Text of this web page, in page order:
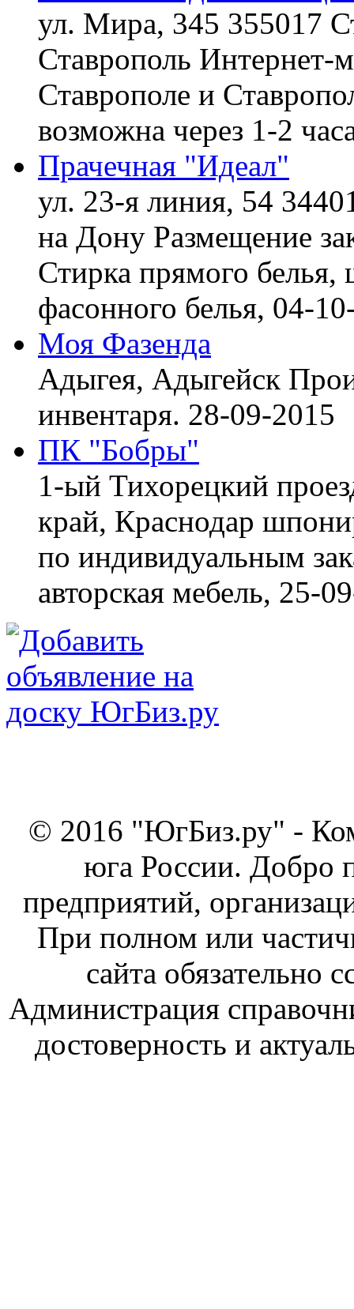
ул. Мира, 345 355017
Ставрополь Интернет-
Ставрополе и
возможна через 1-2
Прачечная "Идеал"
ул. 23-я линия, 54
на Дону Размещение
Стирка прямого
фасонного белья, 04-
Моя Фазенда
Адыгея, Адыгейск
инвентаря. 28-09-2015
ПК "Бобры"
1-ый Тихорецкий
край, Краснодар
по индивидуальным
авторская мебель, 25-
© 2016 "ЮгБиз.ру" -
юга России. Добро
предприятий,
При полном или
сайта обязательно
Администрация
достоверность и